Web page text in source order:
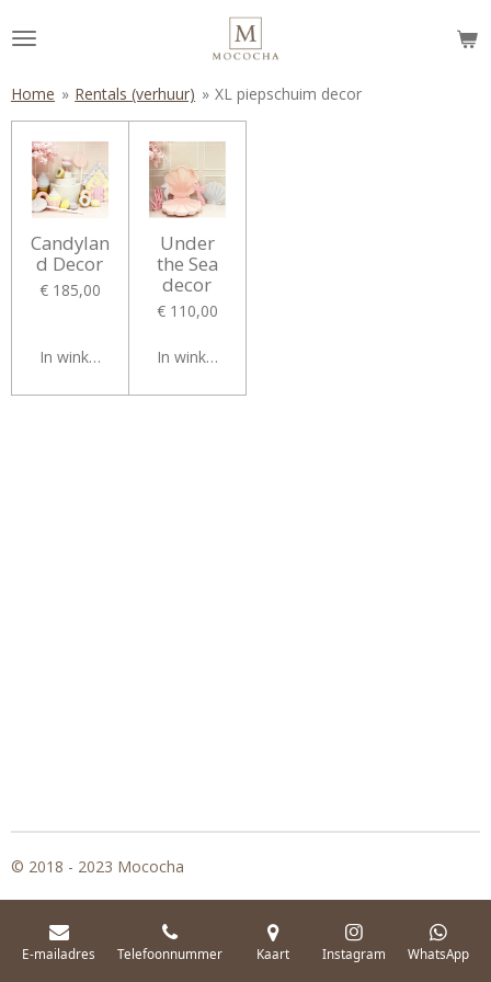
direct
de
Home » Rentals (verhuur) » XL piepschuim decor
Candylan
d Decor
€ 185,00
In winkelwagen
Under
the Sea
decor
€ 110,00
In winkelwagen
© 2018 - 2023 Mococha
E-mailadres Telefoonnummer Kaart Instagram WhatsApp